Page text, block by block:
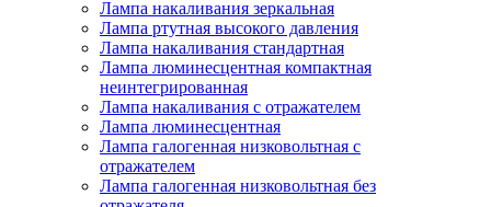
Лампа накаливания зеркальная
Лампа ртутная высокого давления
Лампа накаливания стандартная
Лампа люминесцентная компактная
неинтегрированная
Лампа накаливания с отражателем
Лампа люминесцентная
Лампа галогенная низковольтная с
отражателем
Лампа галогенная низковольтная без